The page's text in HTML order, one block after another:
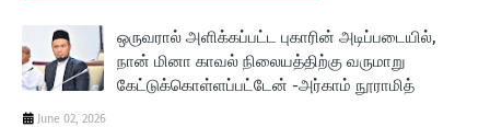
ஒருவரால் அளிக்கப்பட்ட புகாரின் அடிப்படையில்,
நான் மினா காவல் நிலையத்திற்கு வருமாறு
கேட்டுக்கொள்ளப்பட்டேன் -அர்காம் நூராமித்
June 02, 2026